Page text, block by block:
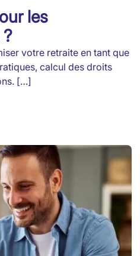
les
votre retraite en tant que
calcul des droits
[…]